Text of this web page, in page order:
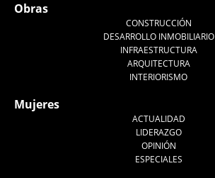
Obras
CONSTRUCCIÓN
DESARROLLO INMOBILIARIO
INFRAESTRUCTURA
ARQUITECTURA
INTERIORISMO
Mujeres
ACTUALIDAD
LIDERAZGO
OPINIÓN
ESPECIALES